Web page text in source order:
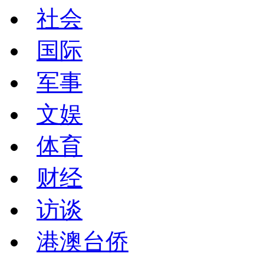
社会
国际
军事
文娱
体育
财经
访谈
港澳台侨